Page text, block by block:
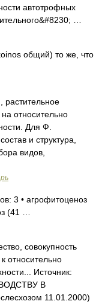
автотрофных
…
общий) то же, что
относительно
Для Ф.
и структура,
видов,
3 • агрофитоценоз
(41 …
совокупность
относительно
Источник:
В
11.01.2000)